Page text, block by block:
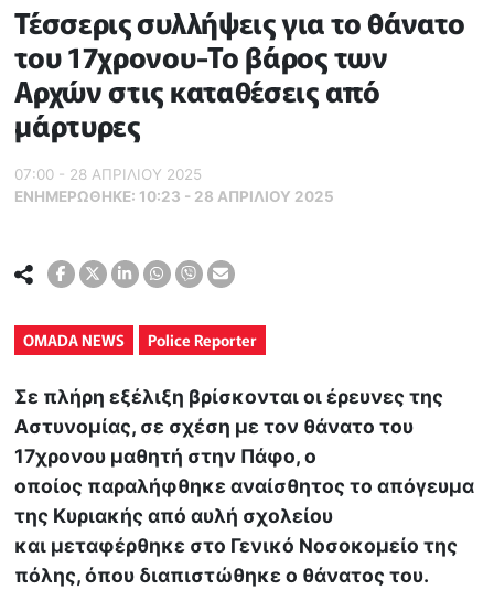
Τέσσερις συλλήψεις για το θάνατο
του 17χρονου-Το βάρος των
Αρχών στις καταθέσεις από
μάρτυρες
07:00 - 28 ΑΠΡΙΛΙΟΥ 2025
ΕΝΗΜΕΡΏΘΗΚΕ: 10:23 - 28 ΑΠΡΙΛΙΟΥ 2025
OMADA NEWS Police Reporter
Σε πλήρη εξέλιξη βρίσκονται οι έρευνες της
Αστυνομίας, σε σχέση με τον θάνατο του
17χρονου μαθητή στην Πάφο, ο
οποίος παραλήφθηκε αναίσθητος το απόγευμα
της Κυριακής από αυλή σχολείου
και μεταφέρθηκε στο Γενικό Νοσοκομείο της
πόλης, όπου διαπιστώθηκε ο θάνατος του.